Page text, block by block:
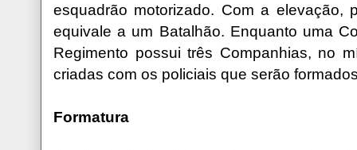
esquadrão motorizado. Com a elevação,
equivale a um Batalhão. Enquanto uma
Regimento possui três Companhias, no
criadas com os policiais que serão
Formatura